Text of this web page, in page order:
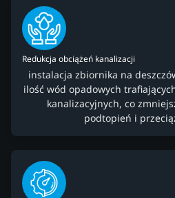
Redukcja obciążeń kanalizacji
instalacja zbiornika na
ilość wód opadowych
kanalizacyjnych, co
podtopień i